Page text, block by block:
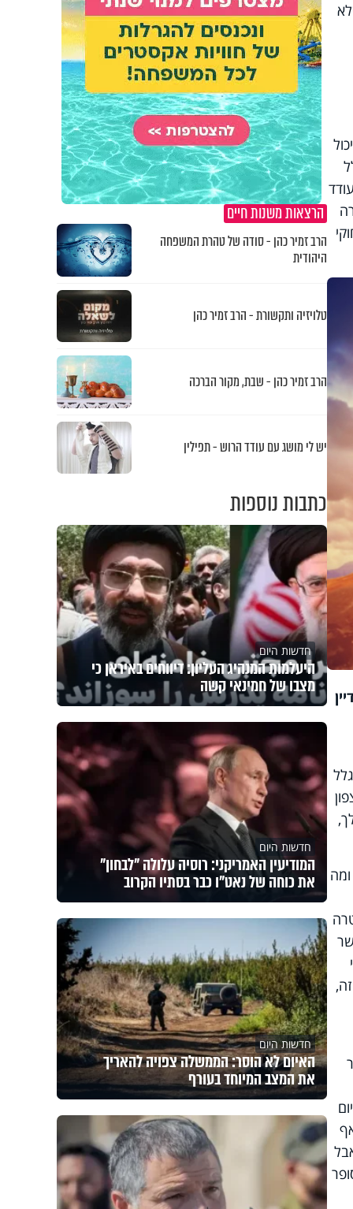
הרצאות משנות חיים
הרב זמיר כהן - סודה של טהרת המשפחה
היהודית
טלויזיה ותקשורת - הרב זמיר כהן
הרב זמיר כהן - שבת, מקור הברכה
יש לי מושג עם עודד הרוש - תפילין
כתבות נוספות
חדשות היום
היעלמות המנהיג העליון: דיווחים באיראן כי
מצבו של חמינאי קשה
חדשות היום
המודיעין האמריקני: רוסיה עלולה "לבחון"
את כוחה של נאט"ו כבר בסתיו הקרוב
חדשות היום
האיום לא הוסר: הממשלה צפויה להאריך
את המצב המיוחד בעורף